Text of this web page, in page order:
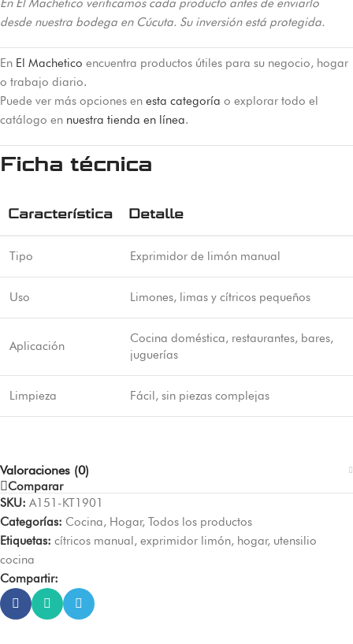
desde nuestra bodega en Cúcuta. Su inversión está protegida.
En El Machetico encuentra productos útiles para su negocio, hogar
o trabajo diario.
Puede ver más opciones en esta categoría o explorar todo el
catálogo en nuestra tienda en línea.
Ficha técnica
Característica Detalle
Tipo Exprimidor de limón manual
Uso Limones, limas y cítricos pequeños
Aplicación
Cocina doméstica, restaurantes, bares,
juguerías
Limpieza Fácil, sin piezas complejas
Valoraciones (0)
Comparar
SKU: A151-KT1901
Categorías: Cocina, Hogar, Todos los productos
Etiquetas: cítricos manual, exprimidor limón, hogar, utensilio
cocina
Compartir: